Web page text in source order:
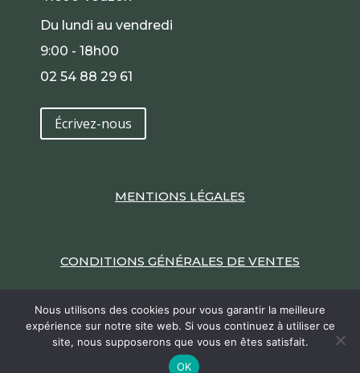
Du lundi au vendredi
9:00 - 18h00
02 54 88 29 61
Écrivez-nous
MENTIONS LÉGALES
CONDITIONS GÉNÉRALES DE VENTES
2022 / Un site Internet réalisé par
Nous utilisons des cookies pour vous garantir la meilleure
expérience sur notre site web. Si vous continuez à utiliser ce
site, nous supposerons que vous en êtes satisfait.
OK